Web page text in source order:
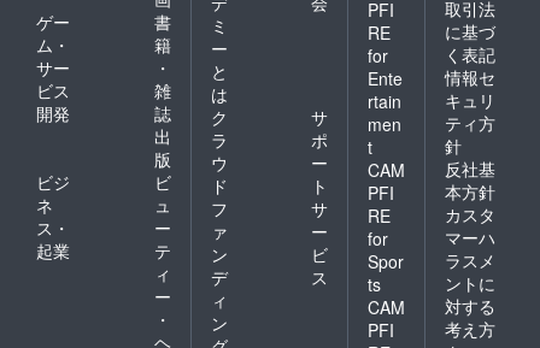
ゲー
ム・
サー
ビス
開発
書
籍
・
雑
誌
出
版
ビジ
ネ
ス・
起業
ビ
ュ
ー
テ
ィ
ー
・
ヘ
ミ
ー
と
は
ク
ラ
ウ
ド
フ
ァ
ン
デ
ィ
ン
サ
ポ
ー
ト
サ
ー
ビ
ス
PFI
RE
for
Ente
rtain
men
t
CAM
PFI
RE
for
Spor
ts
CAM
PFI
取引法
に基づ
く表記
情報セ
キュリ
ティ方
針
反社基
本方針
カスタ
マーハ
ラスメ
ントに
対する
考え方